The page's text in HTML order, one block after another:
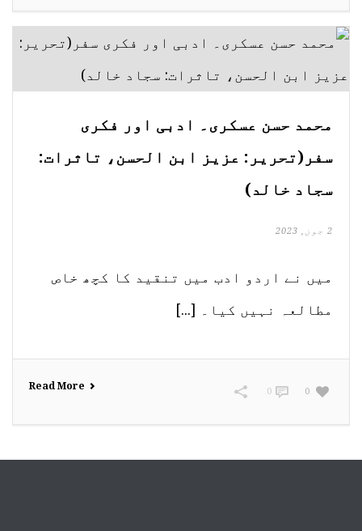
محمد حسن عسکری۔ ادبی اور فکری
سفر(تحریر: عزیز ابن الحسن، تاثرات:
سجاد خالد)
2 جون, 2023
میں نے اردو ادب میں تنقید کا کچھ خاص
مطالعہ نہیں کیا۔ [...]
Read More 0
0